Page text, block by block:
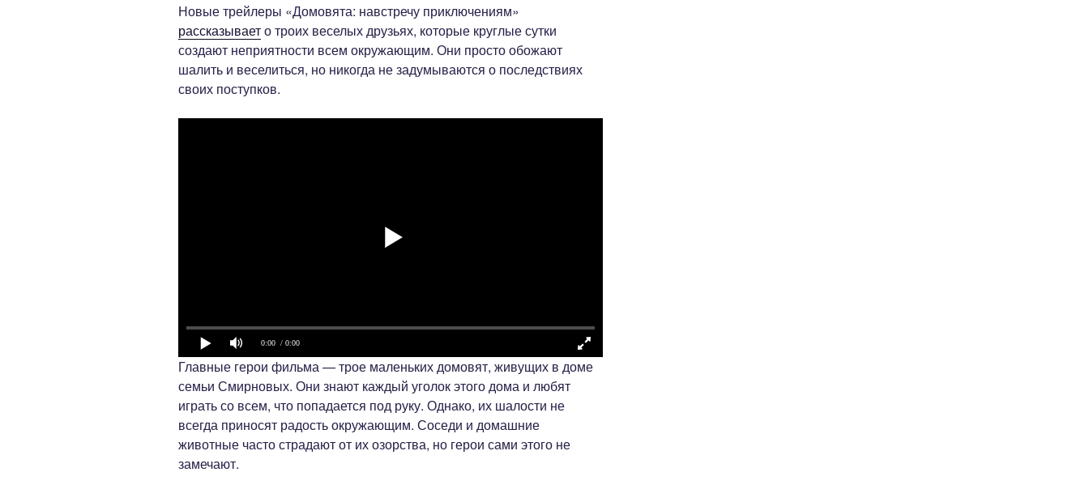
Новые трейлеры «Домовята: навстречу приключениям»
рассказываето троих веселых друзьях, которые круглые сутки
создают неприятности всем окружающим. Они просто обожают
шалить и веселиться, но никогда не задумываются о последствиях
своих поступков.
0:00 / 0:00
Главные герои фильма — трое маленьких домовят, живущих в доме
семьи Смирновых. Они знают каждый уголок этого дома и любят
играть со всем, что попадается под руку. Однако, их шалости не
всегда приносят радость окружающим. Соседи и домашние
животные часто страдают от их озорства, но герои сами этого не
замечают.